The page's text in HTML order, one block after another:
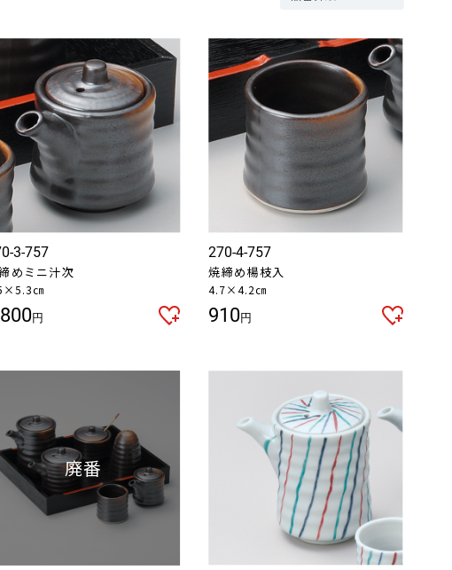
3-757
めミニ汁次
㎝
円
270-4-757
焼締め楊枝入
4.7×4.2㎝
910円